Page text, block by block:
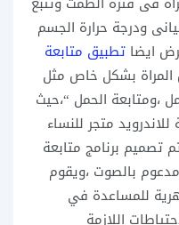
ودرجة حرارة الجسم
ايضا تطبيق متابعة
بشكل خاص مثل
،ومتابعة الحمل “،حيث
متجر للنساء
تصميم برنامج متابعة
بالصوت ،ويقوم
للمساعدة في
اللازمة